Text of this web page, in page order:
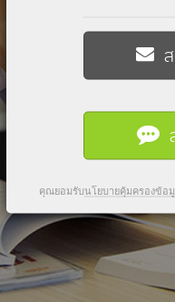
คุณยอมรับนโยบายคุ้มครองข้อ